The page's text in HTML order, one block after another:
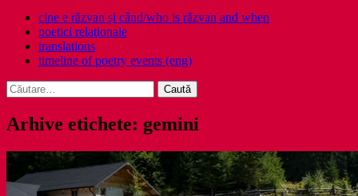
cine e răzvan și când/who is răzvan and when
poetici relaţionale
translations
timeline of poetry events (eng)
Caută
după:
Arhive etichete: gemini